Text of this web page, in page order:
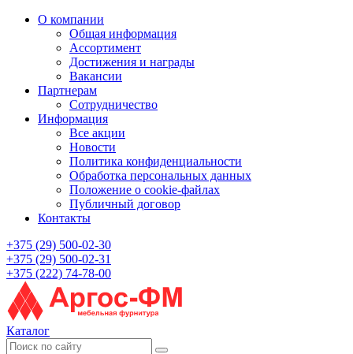
О компании
Общая информация
Ассортимент
Достижения и награды
Вакансии
Партнерам
Сотрудничество
Информация
Все акции
Новости
Политика конфиденциальности
Обработка персональных данных
Положение о cookie-файлах
Публичный договор
Контакты
+375 (29) 500-02-30
+375 (29) 500-02-31
+375 (222) 74-78-00
Каталог